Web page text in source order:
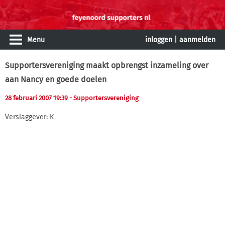
Menu inloggen aanmelden
Supportersvereniging maakt opbrengst inzameling over
aan Nancy en goede doelen
28 februari 2007 19:39 - Supportersvereniging
Verslaggever: K